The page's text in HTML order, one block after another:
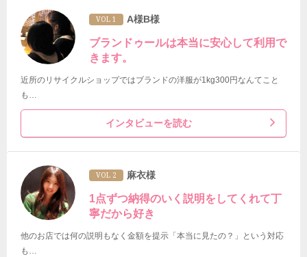
VOL 1 A様B様
ブランドゥールは本当に安心して利用で
きます。
近所のリサイクルショップではブランドの洋服が1kg300円なんてこと
も…
インタビューを読む
VOL 2 麻衣様
1点ずつ納得のいく説明をしてくれて丁
寧だから好き
他のお店では何の説明もなく金額を提示「本当に見たの？」という対応
も…